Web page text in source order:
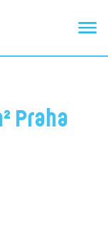
Praha